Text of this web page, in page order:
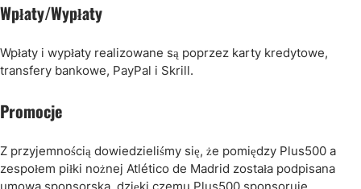
Wpłaty/Wypłaty
Wpłaty i wypłaty realizowane są poprzez karty kredytowe,
transfery bankowe, PayPal i Skrill.
Promocje
Z przyjemnością dowiedzieliśmy się, że pomiędzy Plus500 a
zespołem piłki nożnej Atlético de Madrid została podpisana